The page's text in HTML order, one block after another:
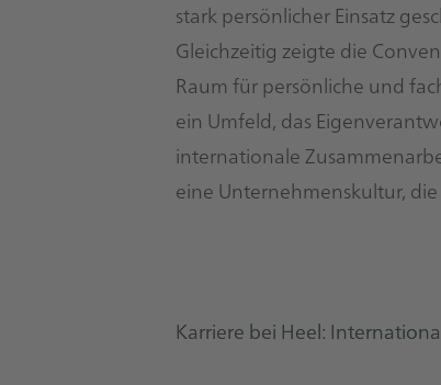
stark persönlicher Einsatz
Gleichzeitig zeigte die
Raum für persönliche und
ein Umfeld, das
internationale
eine Unternehmenskultur,
Karriere bei Heel: